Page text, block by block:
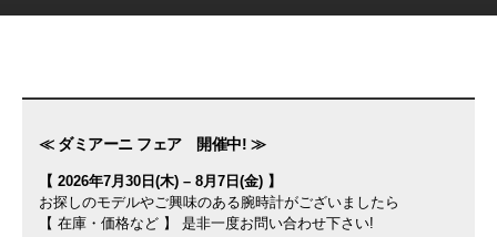
≪ ダミアーニ フェア 開催中! ≫
【 2026年7月30日(木) – 8月7日(金) 】
お探しのモデルやご興味のある腕時計がございましたら
【 在庫・価格など 】 是非一度お問い合わせ下さい!